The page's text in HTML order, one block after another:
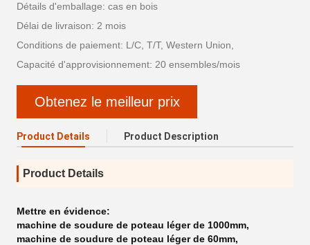
Détails d'emballage: cas en bois
Délai de livraison: 2 mois
Conditions de paiement: L/C, T/T, Western Union,
Capacité d'approvisionnement: 20 ensembles/mois
Obtenez le meilleur prix
Product Details Product Description
Product Details
Mettre en évidence:
machine de soudure de poteau léger de 1000mm,
machine de soudure de poteau léger de 60mm,